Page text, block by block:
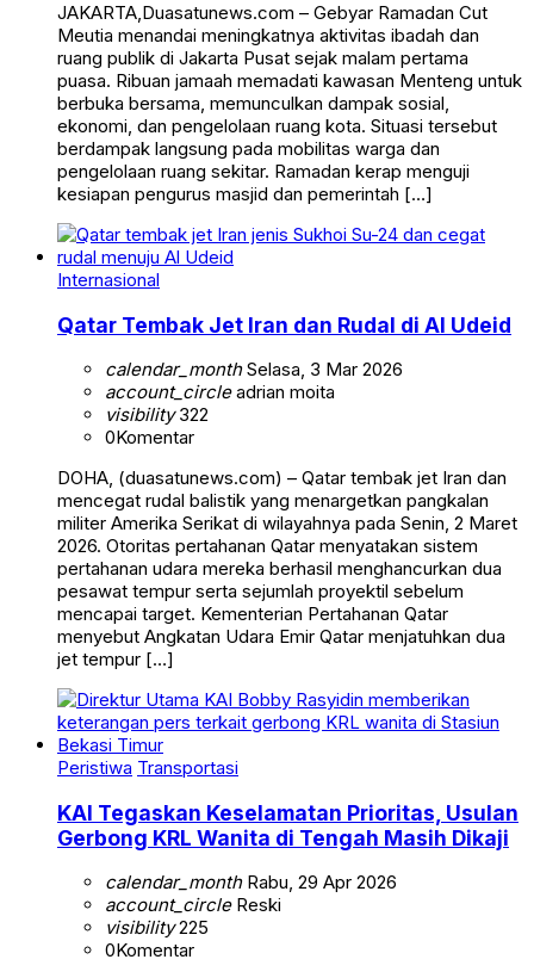
JAKARTA,Duasatunews.com – Gebyar Ramadan Cut
Meutia menandai meningkatnya aktivitas ibadah dan
ruang publik di Jakarta Pusat sejak malam pertama
puasa. Ribuan jamaah memadati kawasan Menteng untuk
berbuka bersama, memunculkan dampak sosial,
ekonomi, dan pengelolaan ruang kota. Situasi tersebut
berdampak langsung pada mobilitas warga dan
pengelolaan ruang sekitar. Ramadan kerap menguji
kesiapan pengurus masjid dan pemerintah […]
Internasional
Qatar Tembak Jet Iran dan Rudal di Al Udeid
calendar_monthSelasa, 3 Mar 2026
account_circleadrian moita
visibility322
0Komentar
DOHA, (duasatunews.com) – Qatar tembak jet Iran dan
mencegat rudal balistik yang menargetkan pangkalan
militer Amerika Serikat di wilayahnya pada Senin, 2 Maret
2026. Otoritas pertahanan Qatar menyatakan sistem
pertahanan udara mereka berhasil menghancurkan dua
pesawat tempur serta sejumlah proyektil sebelum
mencapai target. Kementerian Pertahanan Qatar
menyebut Angkatan Udara Emir Qatar menjatuhkan dua
jet tempur […]
Peristiwa Transportasi
KAI Tegaskan Keselamatan Prioritas, Usulan
Gerbong KRL Wanita di Tengah Masih Dikaji
calendar_monthRabu, 29 Apr 2026
account_circleReski
visibility225
0Komentar